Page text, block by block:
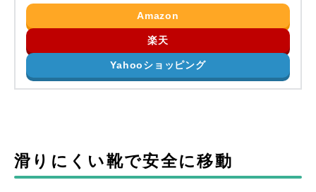
Amazon
楽天
Yahooショッピング
滑りにくい靴で安全に移動